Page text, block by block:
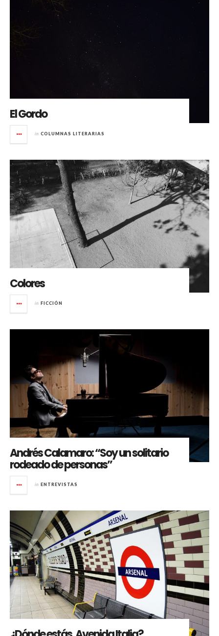
El Gordo
in COLUMNAS LITERARIAS
Colores
in FICCIÓN
Andrés Calamaro: “Soy un solitario
rodeado de personas”
in ENTREVISTAS